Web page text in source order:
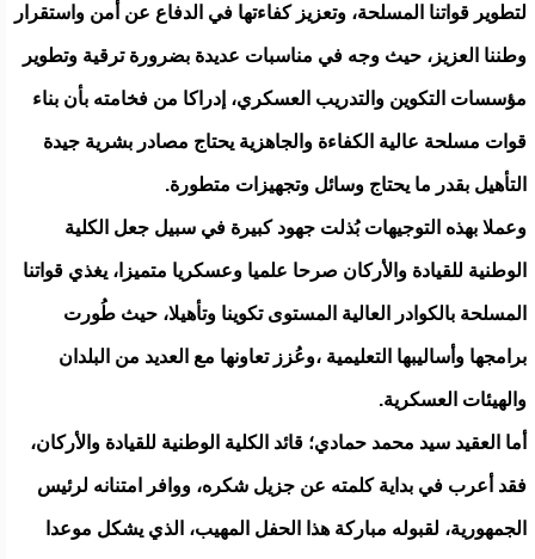
لتطوير قواتنا المسلحة، وتعزيز كفاءتها في الدفاع عن أمن واستقرار
وطننا العزيز، حيث وجه في مناسبات عديدة بضرورة ترقية وتطوير
مؤسسات التكوين والتدريب العسكري، إدراكا من فخامته بأن بناء
قوات مسلحة عالية الكفاءة والجاهزية يحتاج مصادر بشرية جيدة
التأهيل بقدر ما يحتاج وسائل وتجهيزات متطورة.
وعملا بهذه التوجيهات بُذلت جهود كبيرة في سبيل جعل الكلية
الوطنية للقيادة والأركان صرحا علميا وعسكريا متميزا، يغذي قواتنا
المسلحة بالكوادر العالية المستوى تكوينا وتأهيلا، حيث طُورت
برامجها وأساليبها التعليمية ،وعُزز تعاونها مع العديد من البلدان
والهيئات العسكرية.
أما العقيد سيد محمد حمادي؛ قائد الكلية الوطنية للقيادة والأركان،
فقد أعرب في بداية كلمته عن جزيل شكره، ووافر امتنانه لرئيس
الجمهورية، لقبوله مباركة هذا الحفل المهيب، الذي يشكل موعدا